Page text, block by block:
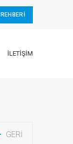
İLETIŞIM
GERI